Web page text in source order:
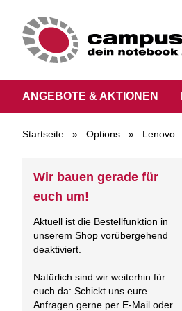
ANGEBOTE & AKTIONEN
Startseite » Options » Lenovo
Wir bauen gerade für
euch um!
Aktuell ist die Bestellfunktion in
unserem Shop vorübergehend
deaktiviert.
Natürlich sind wir weiterhin für
euch da: Schickt uns eure
Anfragen gerne per E-Mail oder